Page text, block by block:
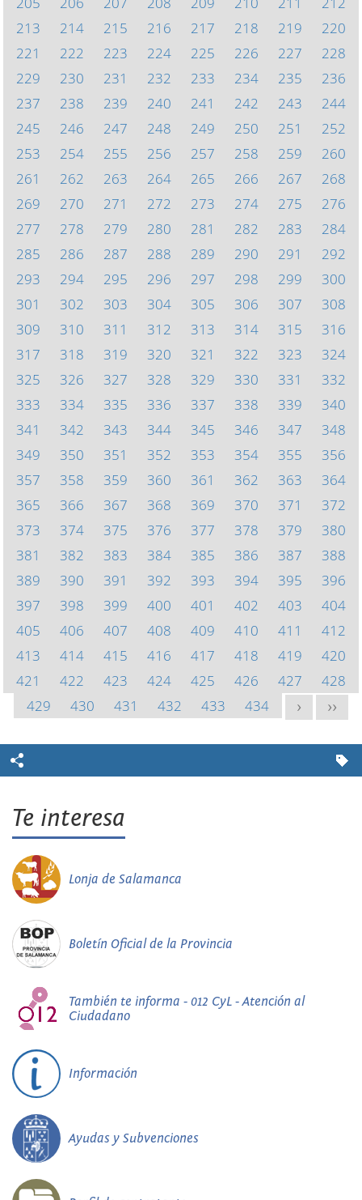
213
214 215 216 217 218 219
220
221
222 223 224 225 226 227
228
229
230 231 232 233 234 235
236
237
238 239 240 241 242 243
244
245
246 247 248 249 250 251
252
253
254 255 256 257 258 259
260
261
262 263 264 265 266 267
268
269
270 271 272 273 274 275
276
277
278 279 280 281 282 283
284
285
286 287 288 289 290 291
292
293
294 295 296 297 298 299
300
301
302 303 304 305 306 307
308
309
310 311 312 313 314 315
316
317
318 319 320 321 322 323
324
325
326 327 328 329 330 331
332
333
334 335 336 337 338 339
340
341
342 343 344 345 346 347
348
349
350 351 352 353 354 355
356
357
358 359 360 361 362 363
364
365
366 367 368 369 370 371
372
373
374 375 376 377 378 379
380
381
382 383 384 385 386 387
388
389
390 391 392 393 394 395
396
397
398 399 400 401 402 403
404
405
406 407 408 409 410 411
412
413
414 415 416 417 418 419
420
421
422 423 424 425 426 427
428
429
430 431 432 433 434 > >>
Te interesa
Lonja de Salamanca
Boletín Oficial de la Provincia
También te informa - 012 CyL - Atención al
Ciudadano
Información
Ayudas y Subvenciones